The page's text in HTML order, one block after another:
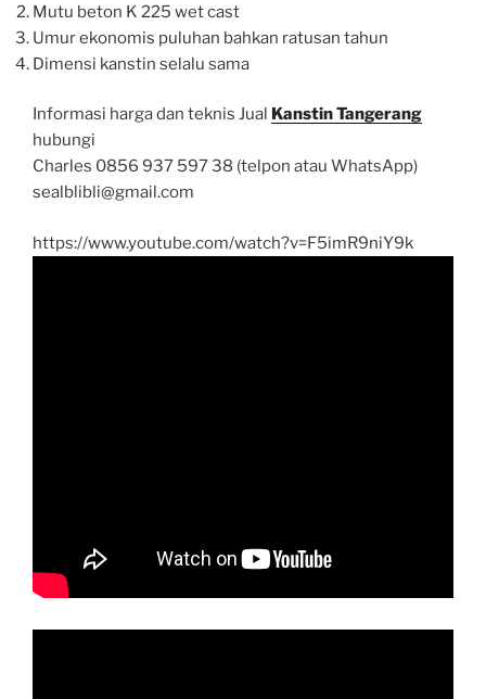
Mutu beton K 225 wet cast
Umur ekonomis puluhan bahkan ratusan tahun
Dimensi kanstin selalu sama
Informasi harga dan teknis Jual
Kanstin Tangerang
hubungi
Charles 0856 937 597 38 (telpon atau WhatsApp)
sealblibli@gmail.com
https://www.youtube.com/watch?v=F5imR9niY9k